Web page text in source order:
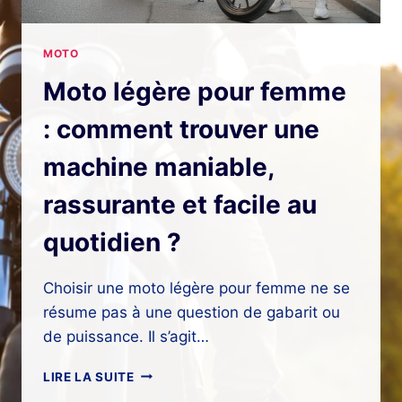
MOTO
Moto légère pour femme
: comment trouver une
machine maniable,
rassurante et facile au
quotidien ?
Choisir une moto légère pour femme ne se
résume pas à une question de gabarit ou
de puissance. Il s’agit…
LIRE LA SUITEMOTO